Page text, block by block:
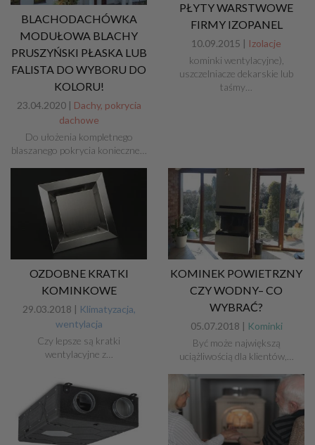
BLACHODACHÓWKA
MODUŁOWA BLACHY
PRUSZYŃSKI PŁASKA LUB
FALISTA DO WYBORU DO
KOLORU!
23.04.2020 | Dachy, pokrycia
dachowe
Do ułożenia kompletnego
blaszanego pokrycia konieczne…
PŁYTY WARSTWOWE
FIRMY IZOPANEL
10.09.2015 | Izolacje
kominki wentylacyjne),
uszczelniacze dekarskie lub
taśmy…
OZDOBNE KRATKI
KOMINKOWE
29.03.2018 | Klimatyzacja,
wentylacja
Czy lepsze są kratki
wentylacyjne z…
KOMINEK POWIETRZNY
CZY WODNY– CO
WYBRAĆ?
05.07.2018 | Kominki
Być może największą
uciążliwością dla klientów,…